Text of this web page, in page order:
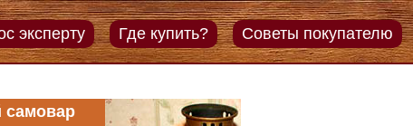
эксперту Где купить? Советы покупателю
Угольные самовары